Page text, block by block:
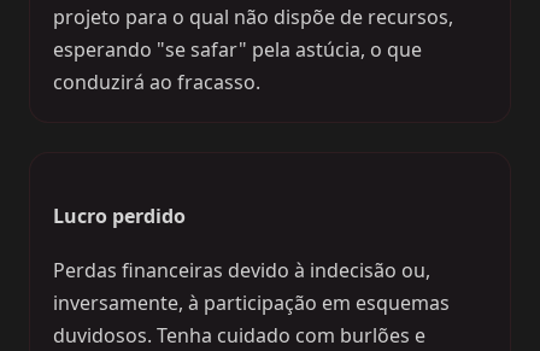
projeto para o qual não dispõe de recursos,
esperando "se safar" pela astúcia, o que
conduzirá ao fracasso.
Lucro perdido
Perdas financeiras devido à indecisão ou,
inversamente, à participação em esquemas
duvidosos. Tenha cuidado com burlões e